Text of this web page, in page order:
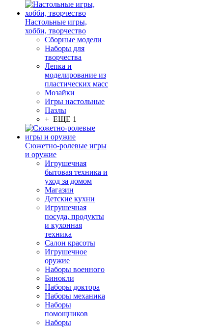
Настольные игры,
хобби, творчество
Сборные модели
Наборы для
творчества
Лепка и
моделирование из
пластических масс
Мозайки
Игры настольные
Пазлы
+ ЕЩЕ 1
Сюжетно-ролевые игры
и оружие
Игрушечная
бытовая техника и
уход за домом
Магазин
Детские кухни
Игрушечная
посуда, продукты
и кухонная
техника
Салон красоты
Игрушечное
оружие
Наборы военного
Бинокли
Наборы доктора
Наборы механика
Наборы
помощников
Наборы